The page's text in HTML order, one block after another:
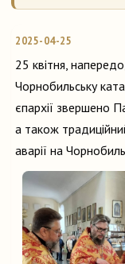
2025-04-25
25 квітня,
Чорнобильську
єпархії звершено
а також
аварії на